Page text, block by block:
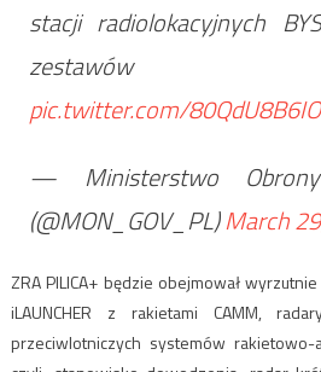
stacji radiolokacyjnych
zestawów
pic.twitter.com/80QdU8B6IO
— Ministerstwo
(@MON_GOV_PL)March
ZRA PILICA+ będzie obejmował
iLAUNCHER z rakietami CAMM,
przeciwlotniczych systemów rakietowo-